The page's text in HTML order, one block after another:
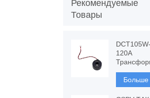
Рекомендуемые
Товары
120A
тока с
к
Больше